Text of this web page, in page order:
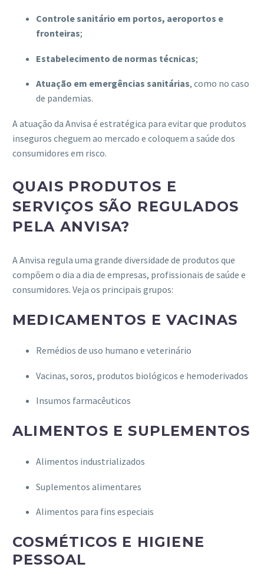
Controle sanitário em portos, aeroportos e
fronteiras;
Estabelecimento de normas técnicas;
Atuação em emergências sanitárias, como no caso
de pandemias.
A atuação da Anvisa é estratégica para evitar que produtos
inseguros cheguem ao mercado e coloquem a saúde dos
consumidores em risco.
QUAIS PRODUTOS E
SERVIÇOS SÃO REGULADOS
PELA ANVISA?
A Anvisa regula uma grande diversidade de produtos que
compõem o dia a dia de empresas, profissionais de saúde e
consumidores. Veja os principais grupos:
MEDICAMENTOS E VACINAS
Remédios de uso humano e veterinário
Vacinas, soros, produtos biológicos e hemoderivados
Insumos farmacêuticos
ALIMENTOS E SUPLEMENTOS
Alimentos industrializados
Suplementos alimentares
Alimentos para fins especiais
COSMÉTICOS E HIGIENE
PESSOAL